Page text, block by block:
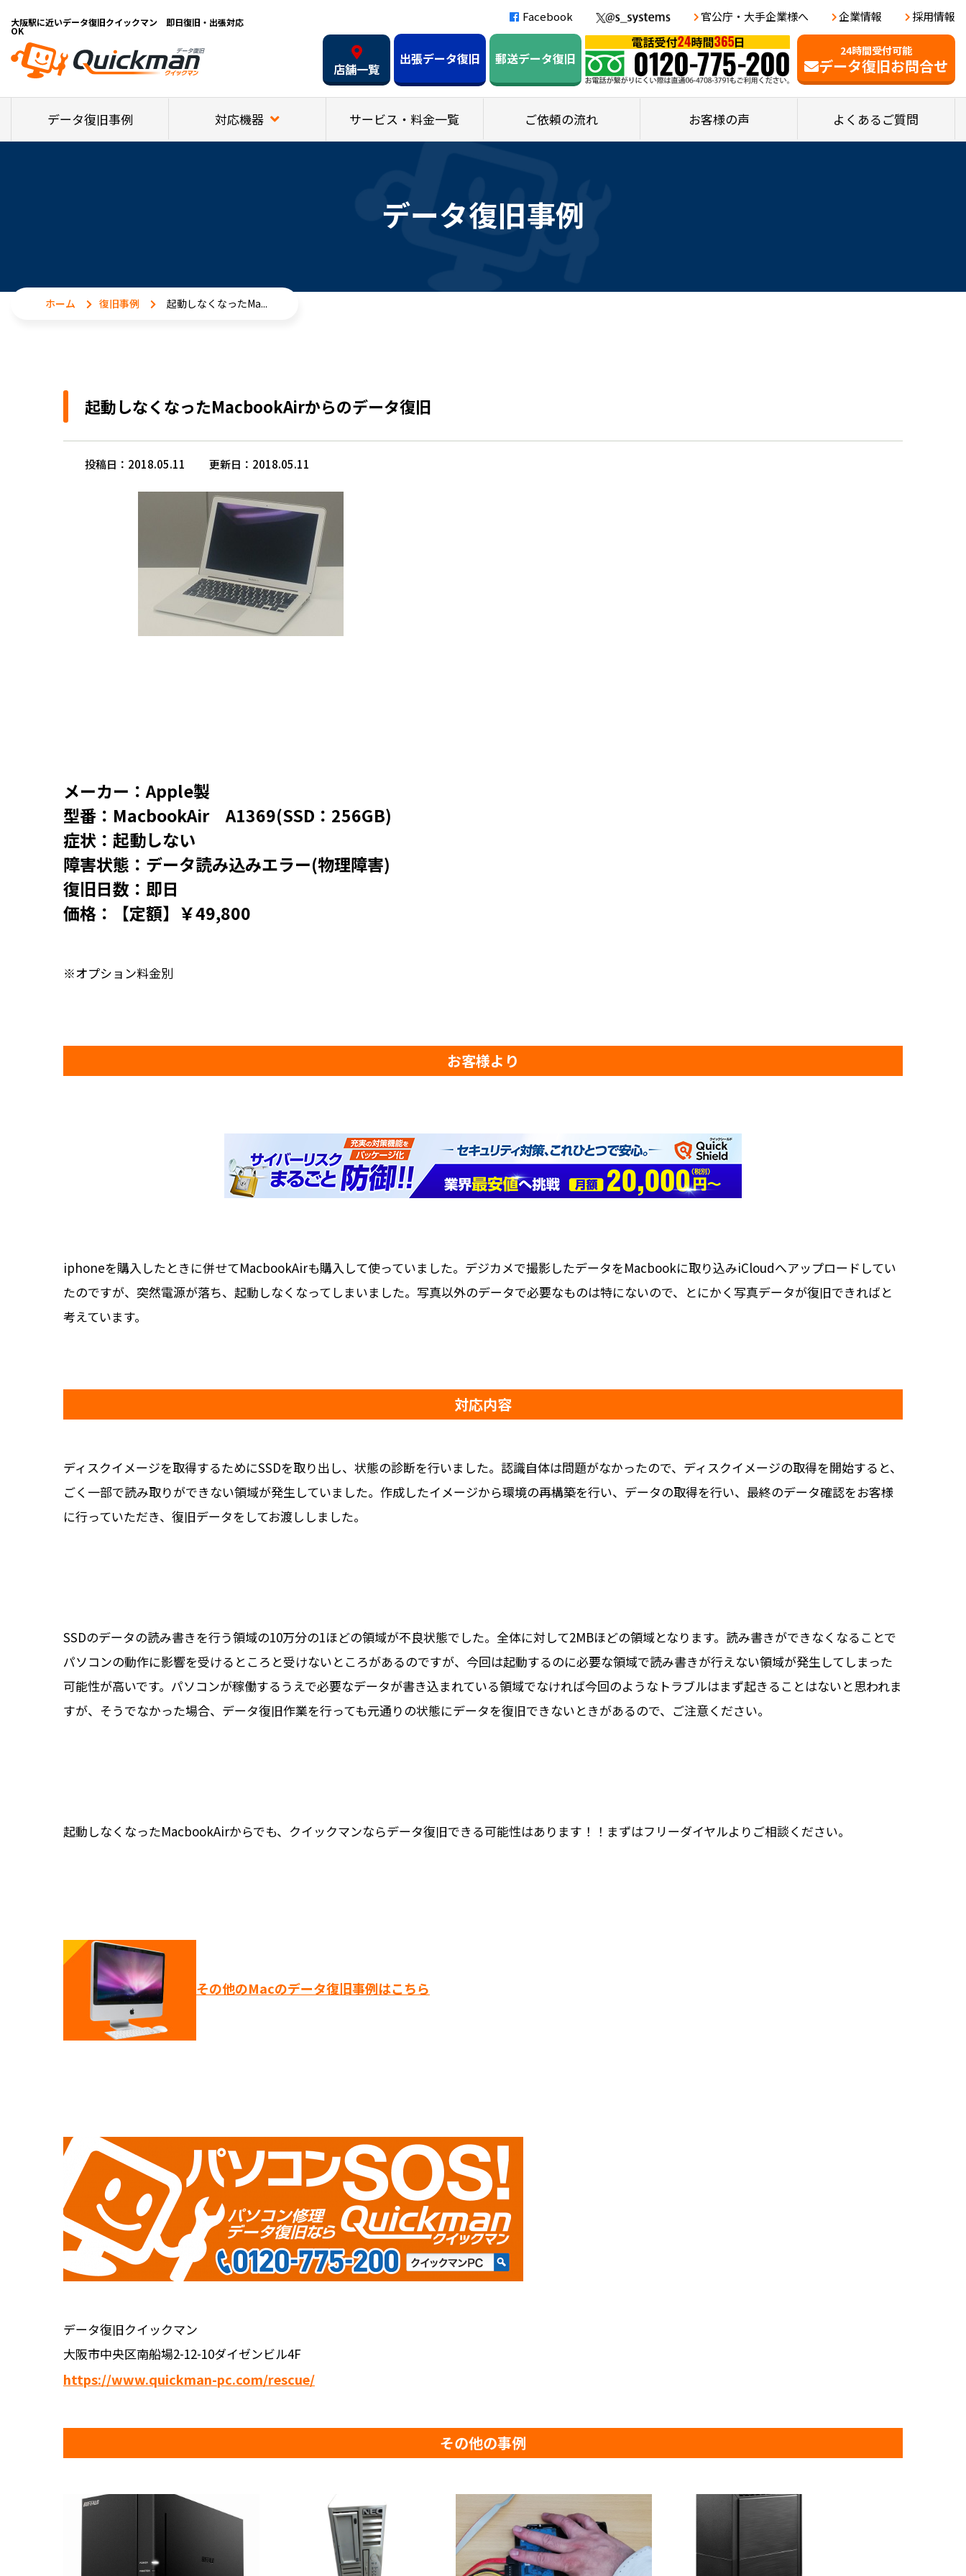
大阪駅に近いデータ復旧クイックマン 即日復旧・出張対応
OK
Facebook 官公庁・大手企業様へ 企業情報 採用情報
24時間受付可能
データ復旧お問合せ
店舗一覧
出張データ復旧 郵送データ復旧
データ復旧事例 対応機器 サービス・料金一覧 ご依頼の流れ お客様の声 よくあるご質問
データ復旧事例
ホーム 復旧事例 起動しなくなったMa...
起動しなくなったMacbookAirからのデータ復旧
投稿日：2018.05.11 更新日：2018.05.11
メーカー：Apple製
型番：MacbookAir A1369(SSD：256GB)
症状：起動しない
障害状態：データ読み込みエラー(物理障害)
復旧日数：即日
価格：【定額】￥49,800
※オプション料金別
お客様より
iphoneを購入したときに併せてMacbookAirも購入して使っていました。デジカメで撮影したデータをMacbookに取り込みiCloudへアップロードしてい
たのですが、突然電源が落ち、起動しなくなってしまいました。写真以外のデータで必要なものは特にないので、とにかく写真データが復旧できればと
考えています。
対応内容
ディスクイメージを取得するためにSSDを取り出し、状態の診断を行いました。認識自体は問題がなかったので、ディスクイメージの取得を開始すると、
ごく一部で読み取りができない領域が発生していました。作成したイメージから環境の再構築を行い、データの取得を行い、最終のデータ確認をお客様
に行っていただき、復旧データをしてお渡ししました。
SSDのデータの読み書きを行う領域の10万分の1ほどの領域が不良状態でした。全体に対して2MBほどの領域となります。読み書きができなくなることで
パソコンの動作に影響を受けるところと受けないところがあるのですが、今回は起動するのに必要な領域で読み書きが行えない領域が発生してしまった
可能性が高いです。パソコンが稼働するうえで必要なデータが書き込まれている領域でなければ今回のようなトラブルはまず起きることはないと思われま
すが、そうでなかった場合、データ復旧作業を行っても元通りの状態にデータを復旧できないときがあるので、ご注意ください。
起動しなくなったMacbookAirからでも、クイックマンならデータ復旧できる可能性はあります！！まずはフリーダイヤルよりご相談ください。
その他のMacのデータ復旧事例はこちら
データ復旧クイックマン
大阪市中央区南船場2-12-10ダイゼンビル4F
https://www.quickman-pc.com/rescue/
その他の事例